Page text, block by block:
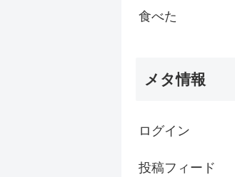
食べた
メタ情報
ログイン
投稿フィード